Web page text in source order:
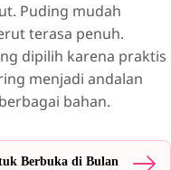
Puding mudah
terasa penuh.
dipilih karena praktis
menjadi andalan
bahan.
Berbuka di Bulan